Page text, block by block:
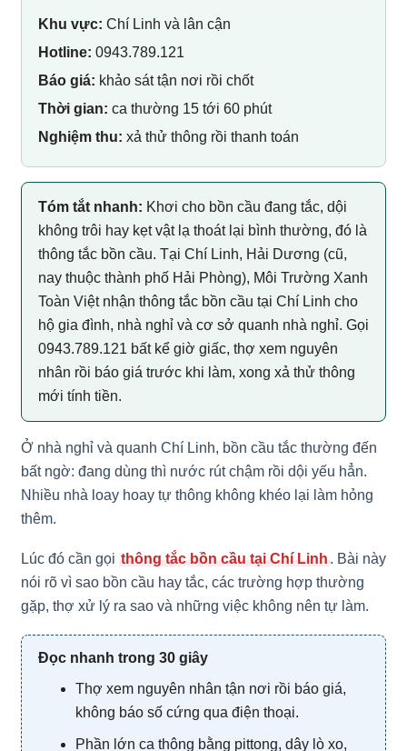
Khu vực: Chí Linh và lân cận
Hotline: 0943.789.121
Báo giá: khảo sát tận nơi rồi chốt
Thời gian: ca thường 15 tới 60 phút
Nghiệm thu: xả thử thông rồi thanh toán
Tóm tắt nhanh: Khơi cho bồn cầu đang tắc, dội
không trôi hay kẹt vật lạ thoát lại bình thường, đó là
thông tắc bồn cầu. Tại Chí Linh, Hải Dương (cũ,
nay thuộc thành phố Hải Phòng), Môi Trường Xanh
Toàn Việt nhận thông tắc bồn cầu tại Chí Linh cho
hộ gia đình, nhà nghỉ và cơ sở quanh nhà nghỉ. Gọi
0943.789.121 bất kể giờ giấc, thợ xem nguyên
nhân rồi báo giá trước khi làm, xong xả thử thông
mới tính tiền.
Ở nhà nghỉ và quanh Chí Linh, bồn cầu tắc thường đến
bất ngờ: đang dùng thì nước rút chậm rồi dội yếu hẳn.
Nhiều nhà loay hoay tự thông không khéo lại làm hỏng
thêm.
Lúc đó cần gọi thông tắc bồn cầu tại Chí Linh . Bài này
nói rõ vì sao bồn cầu hay tắc, các trường hợp thường
gặp, thợ xử lý ra sao và những việc không nên tự làm.
Đọc nhanh trong 30 giây
Thợ xem nguyên nhân tận nơi rồi báo giá,
không báo số cứng qua điện thoại.
Phần lớn ca thông bằng pittong, dây lò xo,